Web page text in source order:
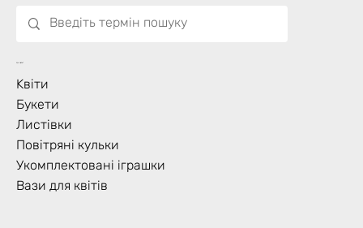
Що Цвіте?
Kвіти
Букети
Листівки
Повітряні кульки
Укомплектовані іграшки
Вази для квітів